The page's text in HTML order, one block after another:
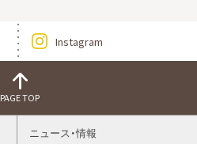
Instagram
PAGE TOP
ニュース・情報